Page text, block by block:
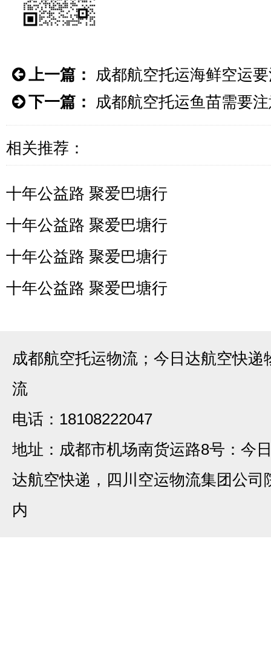
上一篇：
成都航空托运海鲜空运
下一篇：
成都航空托运鱼苗需要
相关推荐：
十年公益路 聚爱巴塘行
十年公益路 聚爱巴塘行
十年公益路 聚爱巴塘行
十年公益路 聚爱巴塘行
成都航空托运物流；今日达航空快递
流
电话：18108222047
地址：成都市机场南货运路8号：今
达航空快递，四川空运物流集团公司
内